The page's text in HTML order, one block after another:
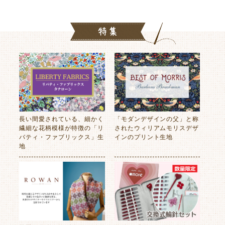
長い間愛されている、細かく
繊細な花柄模様が特徴の「リ
バティ・ファブリックス」生
地
「モダンデザインの父」と称
されたウィリアムモリスデザ
インのプリント生地